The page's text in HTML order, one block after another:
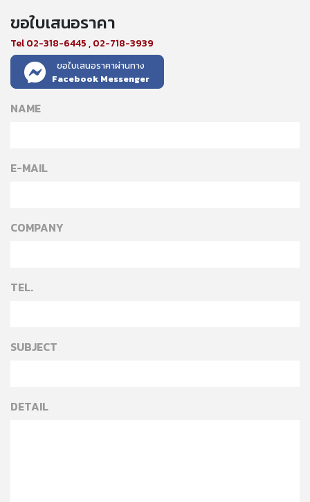
ขอใบเสนอราคา
Tel 02-318-6445 , 02-718-3939
ขอใบเสนอราคาผ่านทาง
Facebook Messenger
NAME
E-MAIL
COMPANY
TEL.
SUBJECT
DETAIL